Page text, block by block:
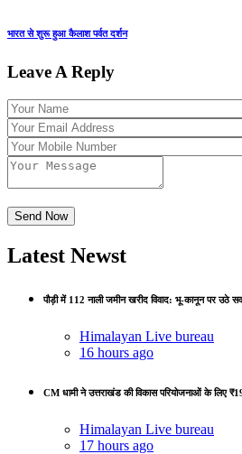
भारत से शुरू हुआ कैलाश पर्वत दर्शन
Leave A Reply
Latest Newst
पौड़ी में 112 नाली जमीन खरीद विवाद: भू-कानून पर उठे
Himalayan Live bureau
16 hours ago
CM धामी ने उत्तराखंड की विकास परियोजनाओं के लिए
Himalayan Live bureau
17 hours ago